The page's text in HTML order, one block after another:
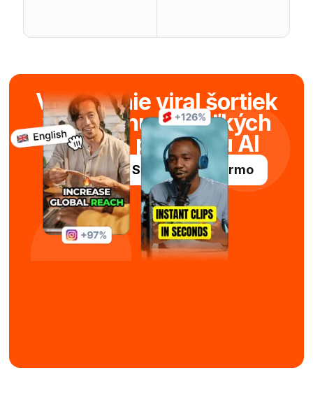
Vytváranie viral šortiek
v priebehu niekoľkých
sekúnd pomocou AI
Vyskúšajte Submagic zadarmo